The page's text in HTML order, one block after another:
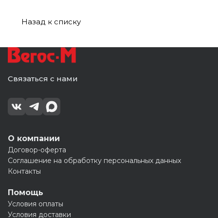
Назад к списку
Связаться с нами
О компании
Договор-оферта
Соглашение на обработку персональных данных
Контакты
Помощь
Условия оплаты
Условия доставки